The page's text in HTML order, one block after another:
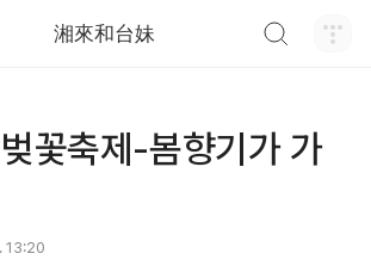
湘來和台妹
꽃축제-봄향기가 가
13:20